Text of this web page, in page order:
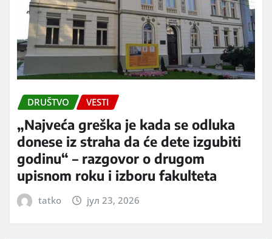
DRUŠTVO VESTI
„Najveća greška je kada se odluka
donese iz straha da će dete izgubiti
godinu“ – razgovor o drugom
upisnom roku i izboru fakulteta
tatko јул 23, 2026